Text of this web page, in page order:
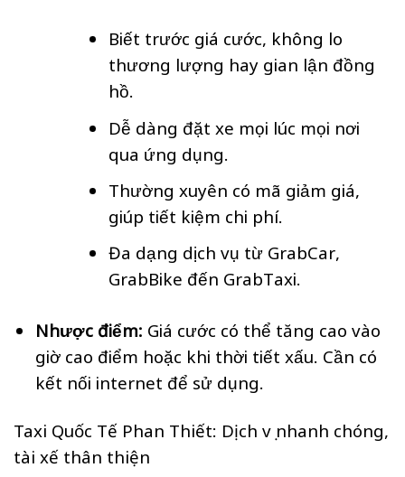
Biết trước giá cước, không lo
thương lượng hay gian lận đồng
hồ.
Dễ dàng đặt xe mọi lúc mọi nơi
qua ứng dụng.
Thường xuyên có mã giảm giá,
giúp tiết kiệm chi phí.
Đa dạng dịch vụ từ GrabCar,
GrabBike đến GrabTaxi.
Nhược điểm: Giá cước có thể tăng cao vào
giờ cao điểm hoặc khi thời tiết xấu. Cần có
kết nối internet để sử dụng.
Taxi Quốc Tế Phan Thiết: Dịch vụ nhanh chóng,
tài xế thân thiện